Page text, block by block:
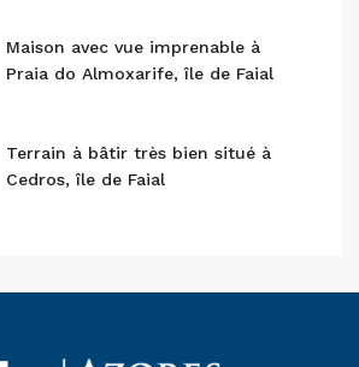
Maison avec vue imprenable à
Praia do Almoxarife, île de Faial
Terrain à bâtir très bien situé à
Cedros, île de Faial